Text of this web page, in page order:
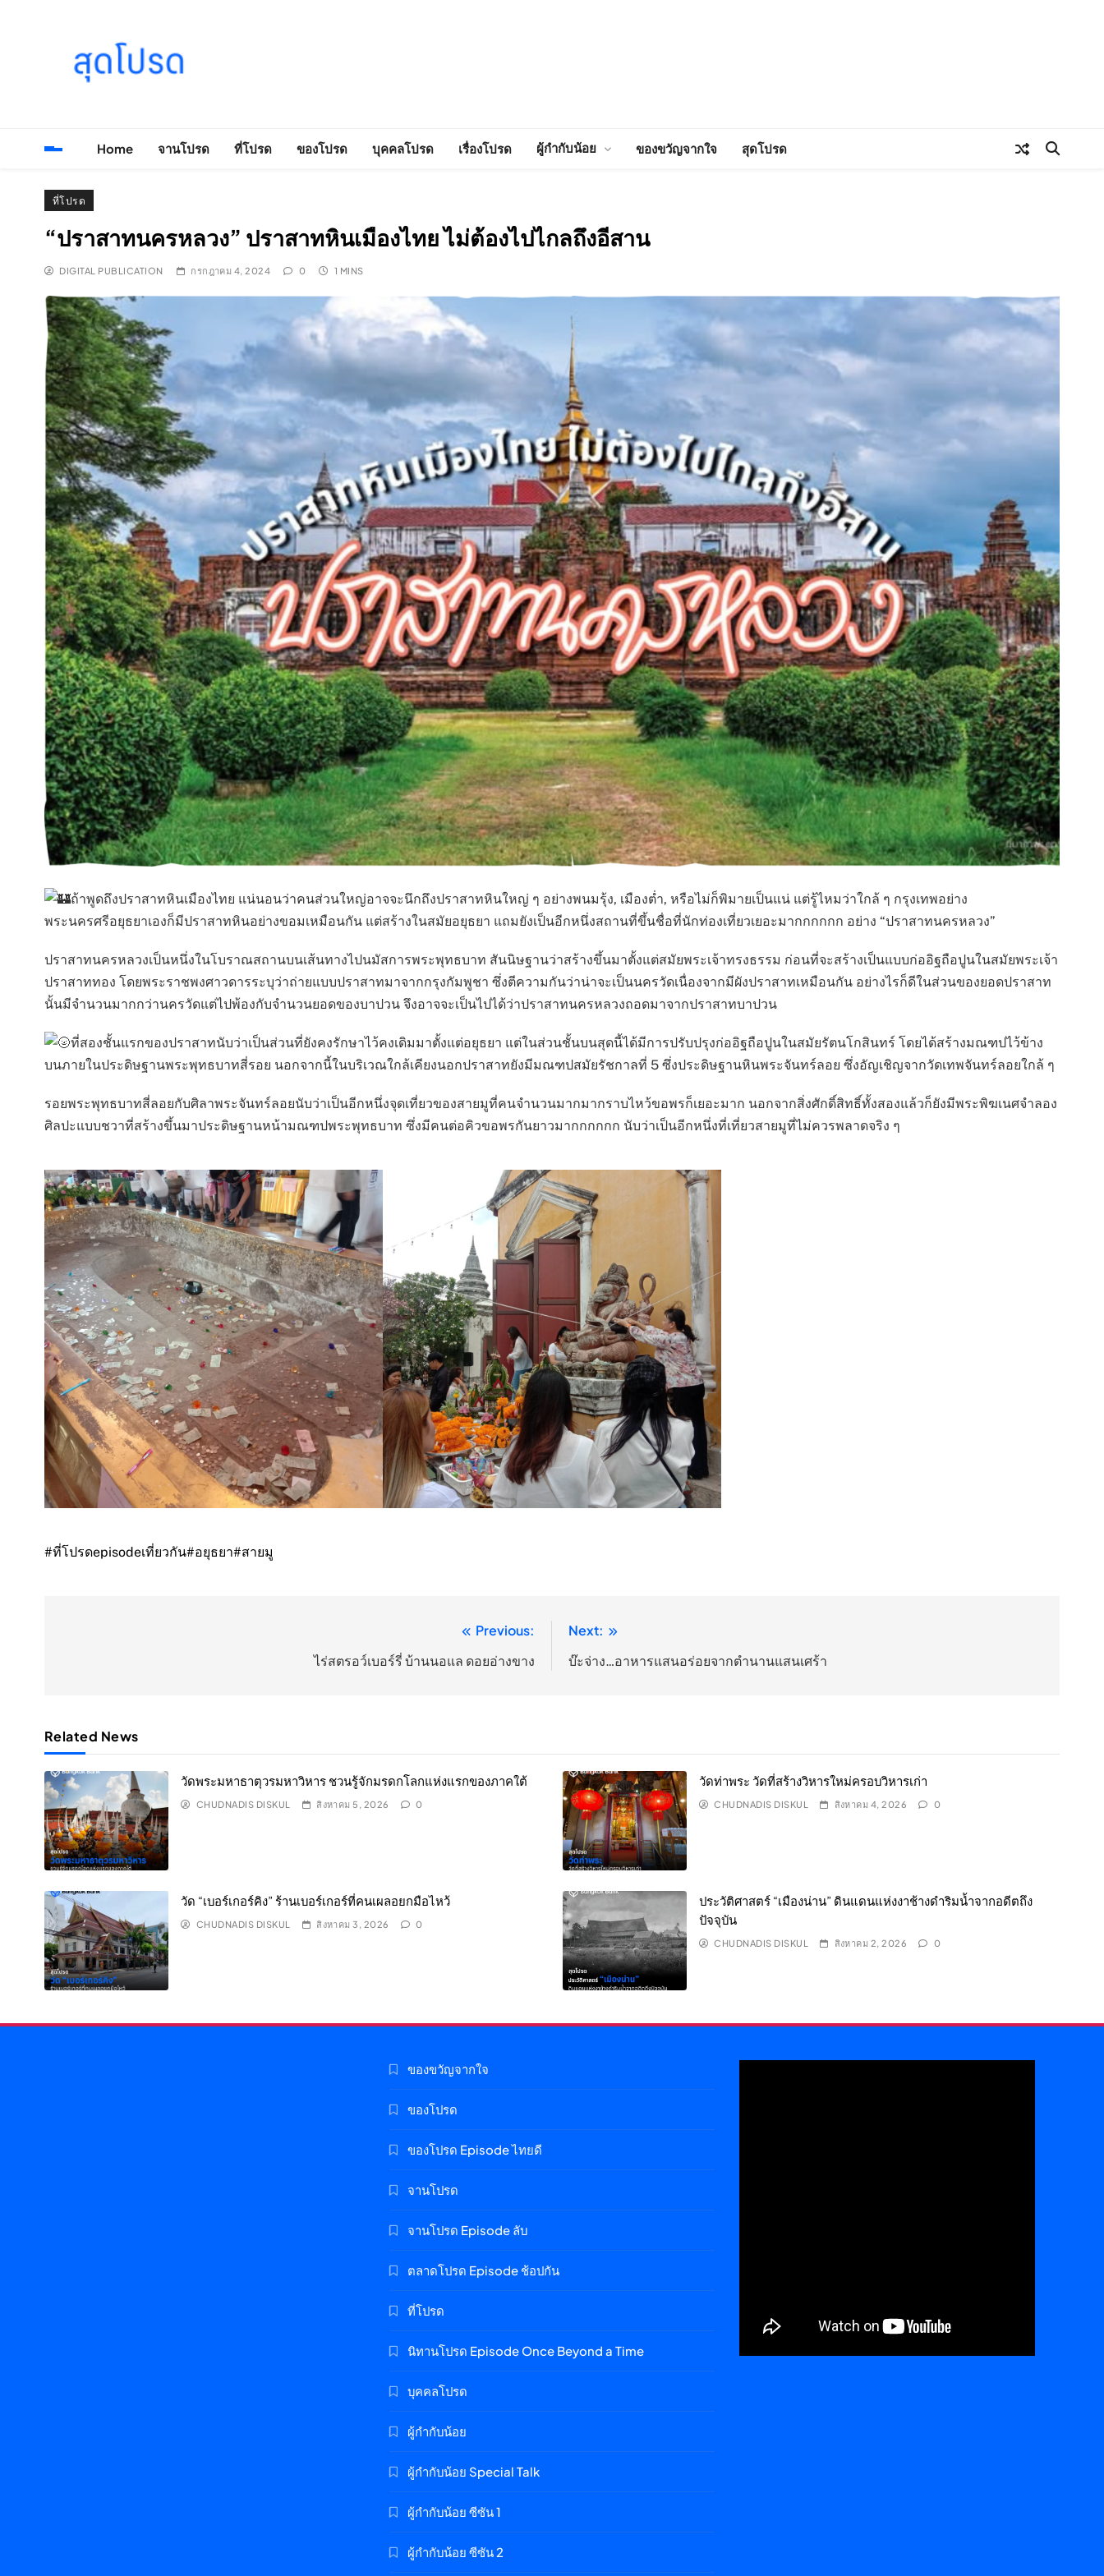
Home
จานโปรด ที่โปรด ของโปรด บุคคลโปรด เรื่องโปรด ผู้กำกับน้อย ของขวัญจากใจ สุดโปรด
ที่โปรด
“ปราสาทนครหลวง” ปราสาทหินเมืองไทย ไม่ต้องไปไกลถึงอีสาน
DIGITAL PUBLICATION กรกฎาคม 4, 2024 0 1 MINS
ถ้าพูดถึงปราสาทหินเมืองไทย แน่นอนว่าคนส่วนใหญ่อาจจะนึกถึงปราสาทหินใหญ่ ๆ อย่างพนมรุ้ง, เมืองต่ำ, หรือไม่ก็พิมายเป็นแน่ แต่รู้ไหมว่าใกล้ ๆ กรุงเทพอย่าง
พระนครศรีอยุธยาเองก็มีปราสาทหินอย่างขอมเหมือนกัน แต่สร้างในสมัยอยุธยา แถมยังเป็นอีกหนึ่งสถานที่ขึ้นชื่อที่นักท่องเที่ยวเยอะมากกกกกก อย่าง “ปราสาทนครหลวง”
ปราสาทนครหลวงเป็นหนึ่งในโบราณสถานบนเส้นทางไปนมัสการพระพุทธบาท สันนิษฐานว่าสร้างขึ้นมาตั้งแต่สมัยพระเจ้าทรงธรรม ก่อนที่จะสร้างเป็นแบบก่ออิฐถือปูนในสมัยพระเจ้า
ปราสาททอง โดยพระราชพงศาวดารระบุว่าถ่ายแบบปราสาทมาจากกรุงกัมพูชา ซึ่งตีความกันว่าน่าจะเป็นนครวัดเนื่องจากมีผังปราสาทเหมือนกัน อย่างไรก็ดีในส่วนของยอดปราสาท
นั้นมีจำนวนมากกว่านครวัดแต่ไปพ้องกับจำนวนยอดของบาปวน จึงอาจจะเป็นไปได้ว่าปราสาทนครหลวงถอดมาจากปราสาทบาปวน
ที่สองชั้นแรกของปราสาทนับว่าเป็นส่วนที่ยังคงรักษาไว้คงเดิมมาตั้งแต่อยุธยา แต่ในส่วนชั้นบนสุดนี้ได้มีการปรับปรุงก่ออิฐถือปูนในสมัยรัตนโกสินทร์ โดยได้สร้างมณฑปไว้ข้าง
บนภายในประดิษฐานพระพุทธบาทสี่รอย นอกจากนี้ในบริเวณใกล้เคียงนอกปราสาทยังมีมณฑปสมัยรัชกาลที่ 5 ซึ่งประดิษฐานหินพระจันทร์ลอย ซึ่งอัญเชิญจากวัดเทพจันทร์ลอยใกล้ ๆ
รอยพระพุทธบาทสี่ลอยกับศิลาพระจันทร์ลอยนับว่าเป็นอีกหนึ่งจุดเที่ยวของสายมูที่คนจำนวนมากมากราบไหว้ขอพรก็เยอะมาก นอกจากสิ่งศักดิ์สิทธิ์ทั้งสองแล้วก็ยังมีพระพิฆเนศจำลอง
ศิลปะแบบชวาที่สร้างขึ้นมาประดิษฐานหน้ามณฑปพระพุทธบาท ซึ่งมีคนต่อคิวขอพรกันยาวมากกกกกก นับว่าเป็นอีกหนึ่งที่เที่ยวสายมูที่ไม่ควรพลาดจริง ๆ
#ที่โปรดepisodeเที่ยวกัน#อยุธยา#สายมู
Previous:
ไร่สตรอว์เบอร์รี่ บ้านนอแล ดอยอ่างขาง
Next:
บ๊ะจ่าง…อาหารแสนอร่อยจากตำนานแสนเศร้า
Related News
วัดพระมหาธาตุวรมหาวิหาร ชวนรู้จักมรดกโลกแห่งแรกของภาคใต้
CHUDNADIS DISKUL สิงหาคม 5, 2026 0
วัดท่าพระ วัดที่สร้างวิหารใหม่ครอบวิหารเก่า
CHUDNADIS DISKUL สิงหาคม 4, 2026 0
วัด “เบอร์เกอร์คิง” ร้านเบอร์เกอร์ที่คนเผลอยกมือไหว้
CHUDNADIS DISKUL สิงหาคม 3, 2026 0
ประวัติศาสตร์ “เมืองน่าน” ดินแดนแห่งงาช้างดำริมน้ำจากอดีตถึง
ปัจจุบัน
CHUDNADIS DISKUL สิงหาคม 2, 2026 0
ของขวัญจากใจ
ของโปรด
ของโปรด Episode ไทยดี
จานโปรด
จานโปรด Episode ลับ
ตลาดโปรด Episode ช้อปกัน
ที่โปรด
นิทานโปรด Episode Once Beyond a Time
บุคคลโปรด
ผู้กำกับน้อย
ผู้กำกับน้อย Special Talk
ผู้กำกับน้อย ซีซัน 1
ผู้กำกับน้อย ซีซัน 2